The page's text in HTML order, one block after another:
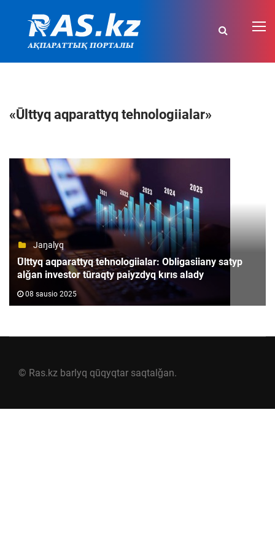
«Ūlttyq aqparattyq tehnologiialar»
Jaŋalyq
Ūlttyq aqparattyq tehnologiialar: Obligasiiany satyp
alǧan investor tūraqty paiyzdyq kırıs alady
08 sausio 2025
© Ras.kz barlyq qūqyqtar saqtalǧan.